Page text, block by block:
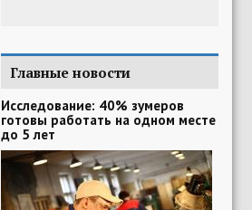
Главные новости
Исследование: 40% зумеров
готовы работать на одном месте
до 5 лет